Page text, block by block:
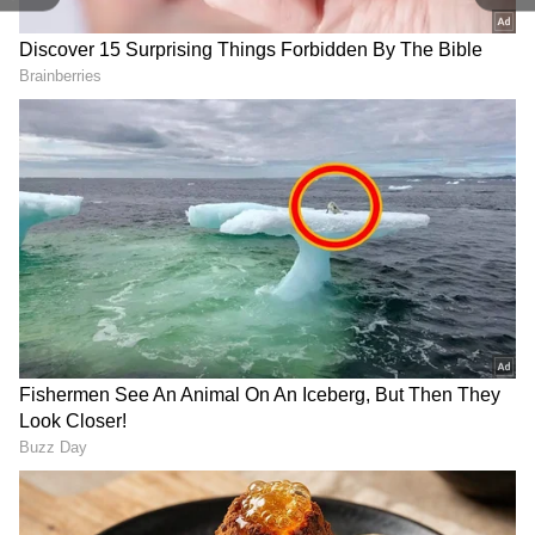
பெய்யும் காலம் வெகு தொலைவில்
இல்லை என வானிலை ஆராய்ச்சியாளர்கள்
எச்சரிக்கை விடுத்துள்ளனர். அதுபோன்ற
நிலையை சந்தித்தால் நகரம் தாங்காது
என்றும் தெரிவித்துள்ளனர்.
ஏசியாநெட் தமிழ் செய்திகளை உடனுக்கு
உடன் Whatsapp Channel-லில் பெறுவதற்கு
கீழே கொடுக்கப்பட்டு இருக்கும் லிங்குடன்
இணைந்து இருக்கவும்.
Click this link:
https://whatsapp.com/channel/0029Va9TFCW
B4hdYZOoYCK2D
RECOMMENDED STORIES
Coimbatore Tourist Place:
ஊட்டி, கொடைக்கானல்
போரடிச்சிருச்சா?
Coimbatore: கோவையில்
லுலு-வுக்குப் போட்டியாக
களமிறங்கும் ஹைப்பர்